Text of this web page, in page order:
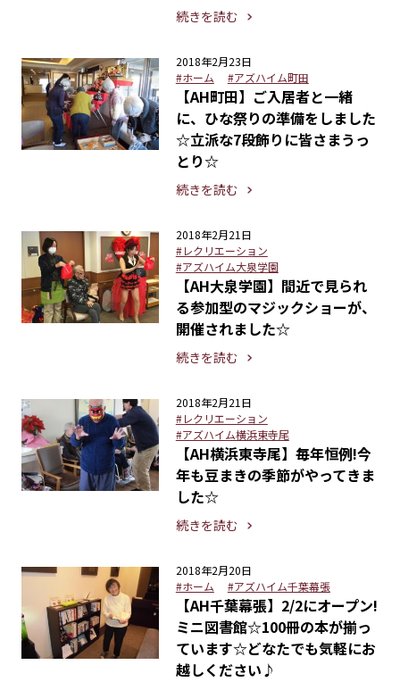
続きを読む
2018年2月23日
#ホーム
#アズハイム町田
【AH町田】ご入居者と一緒
に、ひな祭りの準備をしました
☆立派な7段飾りに皆さまうっ
とり☆
続きを読む
2018年2月21日
#レクリエーション
#アズハイム大泉学園
【AH大泉学園】間近で見られ
る参加型のマジックショーが、
開催されました☆
続きを読む
2018年2月21日
#レクリエーション
#アズハイム横浜東寺尾
【AH横浜東寺尾】毎年恒例!今
年も豆まきの季節がやってきま
した☆
続きを読む
2018年2月20日
#ホーム
#アズハイム千葉幕張
【AH千葉幕張】2/2にオープン!
ミニ図書館☆100冊の本が揃っ
ています☆どなたでも気軽にお
越しください♪